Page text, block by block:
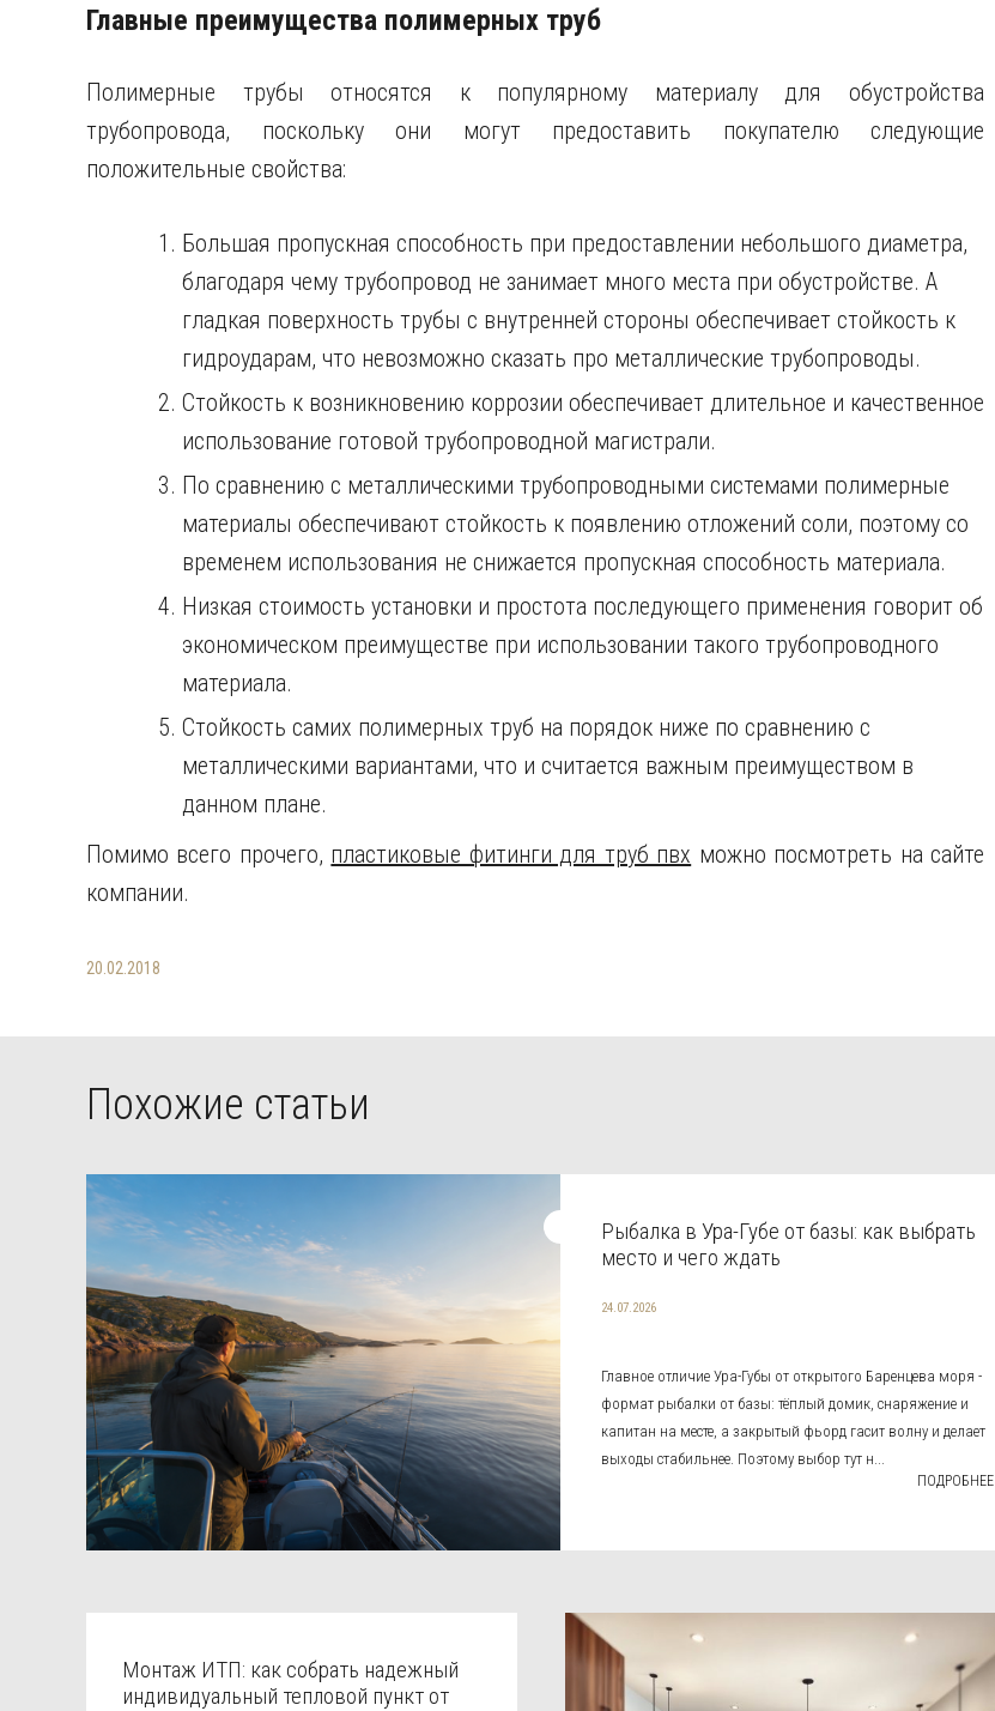
Главные преимущества полимерных труб
Полимерные трубы относятся к популярному материалу для обустройства
трубопровода, поскольку они могут предоставить покупателю следующие
положительные свойства:
Большая пропускная способность при предоставлении небольшого диаметра,
благодаря чему трубопровод не занимает много места при обустройстве. А
гладкая поверхность трубы с внутренней стороны обеспечивает стойкость к
гидроударам, что невозможно сказать про металлические трубопроводы.
Стойкость к возникновению коррозии обеспечивает длительное и качественное
использование готовой трубопроводной магистрали.
По сравнению с металлическими трубопроводными системами полимерные
материалы обеспечивают стойкость к появлению отложений соли, поэтому со
временем использования не снижается пропускная способность материала.
Низкая стоимость установки и простота последующего применения говорит об
экономическом преимуществе при использовании такого трубопроводного
материала.
Стойкость самих полимерных труб на порядок ниже по сравнению с
металлическими вариантами, что и считается важным преимуществом в
данном плане.
Помимо всего прочего, пластиковые фитинги для труб пвх можно посмотреть на сайте
компании.
20.02.2018
Похожие статьи
Рыбалка в Ура-Губе от базы: как выбрать
место и чего ждать
24.07.2026
Главное отличие Ура-Губы от открытого Баренцева моря -
формат рыбалки от базы: тёплый домик, снаряжение и
капитан на месте, а закрытый фьорд гасит волну и делает
выходы стабильнее. Поэтому выбор тут н...
ПОДРОБНЕЕ
Монтаж ИТП: как собрать надежный
индивидуальный тепловой пункт от